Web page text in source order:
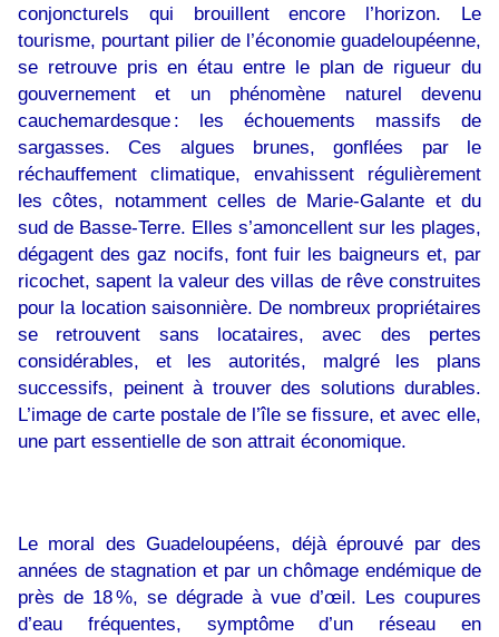
conjoncturels qui brouillent encore l’horizon. Le
tourisme, pourtant pilier de l’économie guadeloupéenne,
se retrouve pris en étau entre le plan de rigueur du
gouvernement et un phénomène naturel devenu
cauchemardesque : les échouements massifs de
sargasses. Ces algues brunes, gonflées par le
réchauffement climatique, envahissent régulièrement
les côtes, notamment celles de Marie-Galante et du
sud de Basse-Terre. Elles s’amoncellent sur les plages,
dégagent des gaz nocifs, font fuir les baigneurs et, par
ricochet, sapent la valeur des villas de rêve construites
pour la location saisonnière. De nombreux propriétaires
se retrouvent sans locataires, avec des pertes
considérables, et les autorités, malgré les plans
successifs, peinent à trouver des solutions durables.
L’image de carte postale de l’île se fissure, et avec elle,
une part essentielle de son attrait économique.
Le moral des Guadeloupéens, déjà éprouvé par des
années de stagnation et par un chômage endémique de
près de 18 %, se dégrade à vue d’œil. Les coupures
d’eau fréquentes, symptôme d’un réseau en